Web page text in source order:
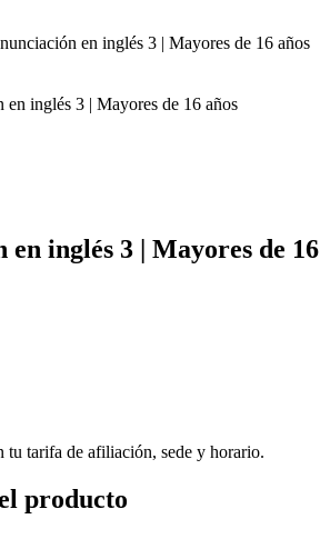
en inglés 3 | Mayores de 16 años
inglés 3 | Mayores de 16
tu tarifa de afiliación, sede y horario.
producto